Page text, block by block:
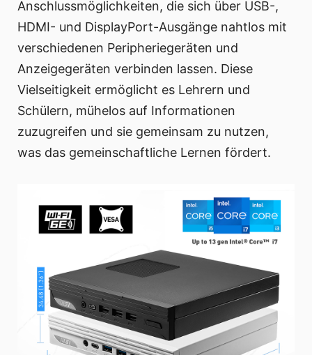
Anschlussmöglichkeiten, die sich über USB-,
HDMI- und DisplayPort-Ausgänge nahtlos mit
verschiedenen Peripheriegeräten und
Anzeigegeräten verbinden lassen. Diese
Vielseitigkeit ermöglicht es Lehrern und
Schülern, mühelos auf Informationen
zuzugreifen und sie gemeinsam zu nutzen,
was das gemeinschaftliche Lernen fördert.